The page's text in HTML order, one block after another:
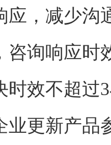
应，减少沟
咨询响应时
时效不超过
业更新产品